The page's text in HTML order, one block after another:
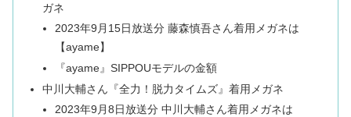
ガネ
2023年9月15日放送分 藤森慎吾さん着用メガネは
【ayame】
『ayame』SIPPOUモデルの金額
中川大輔さん『全力！脱力タイムズ』着用メガネ
2023年9月8日放送分 中川大輔さん着用メガネは